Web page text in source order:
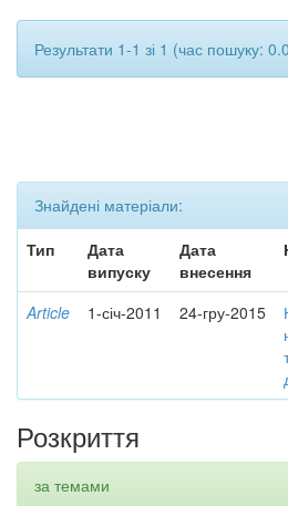
Результати 1-1 зі 1 (час пошуку:
Знайдені матеріали:
Тип
Дата
випуску
Дата
внесення
Article 1-січ-2011 24-гру-2015
Розкриття
за темами